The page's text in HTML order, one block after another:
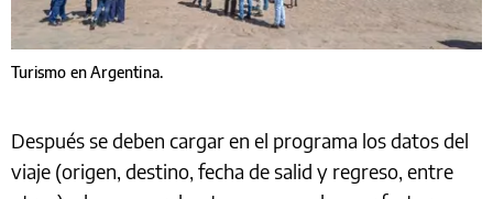
Turismo en Argentina.
Después se deben cargar en el programa los datos del
viaje (origen, destino, fecha de salid y regreso, entre